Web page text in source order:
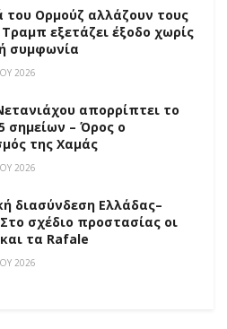
του Ορμούζ αλλάζουν τους
εξετάζει έξοδο χωρίς
συμφωνία
2026
απορρίπτει το
σημείων – Όρος ο
της Χαμάς
2026
διασύνδεση Ελλάδας–
σχέδιο προστασίας οι
τα Rafale
2026